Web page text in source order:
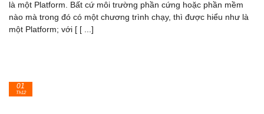
là một Platform. Bất cứ môi trường phần cứng hoặc phần mềm
nào mà trong đó có một chương trình chạy, thì được hiểu như là
một Platform; với [ [ ...]
01
Th12